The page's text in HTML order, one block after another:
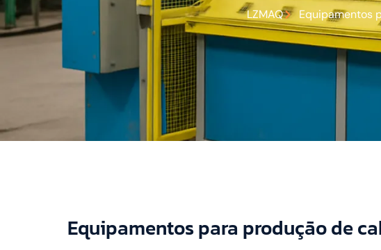
LZMAQ Equipamentos
Equipamentos para produção de